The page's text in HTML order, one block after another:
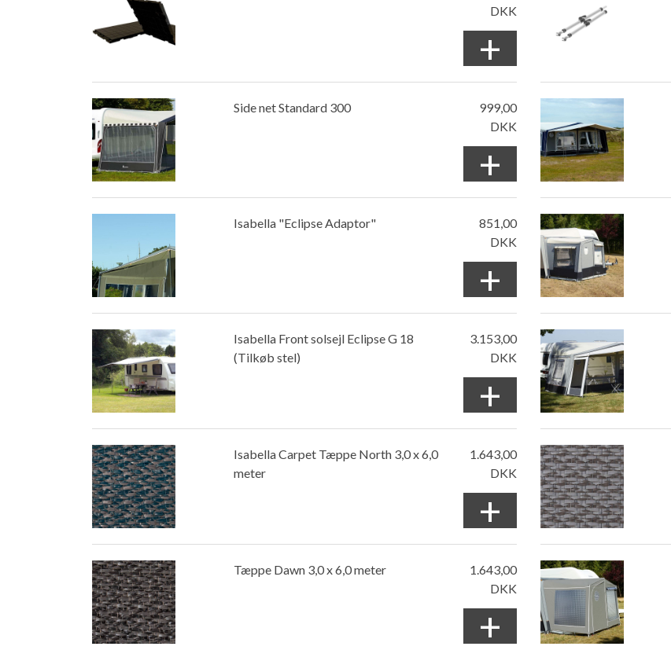
DKK
+
Side net Standard 300
999,00
DKK
+
Isabella "Eclipse Adaptor"
851,00
DKK
+
Isabella Front solsejl Eclipse G 18
(Tilkøb stel)
3.153,00
DKK
+
Isabella Carpet Tæppe North 3,0 x 6,0
meter
1.643,00
DKK
+
Tæppe Dawn 3,0 x 6,0 meter
1.643,00
DKK
+